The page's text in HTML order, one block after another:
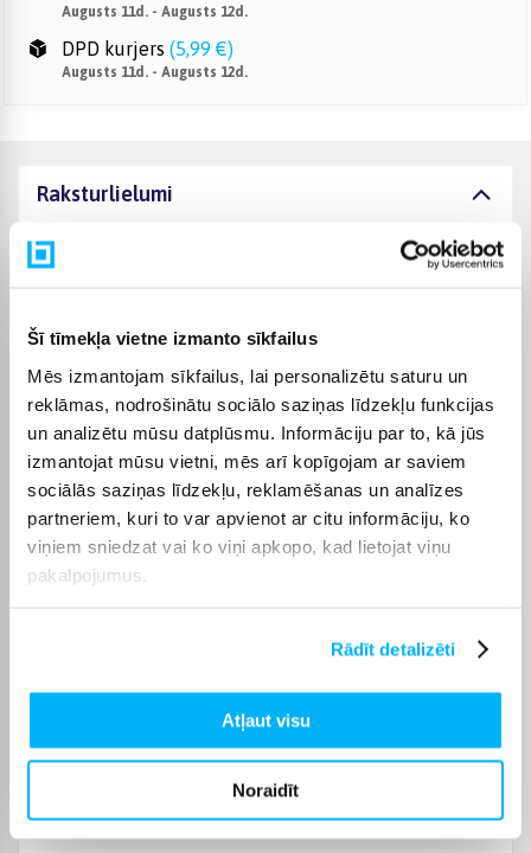
Šī tīmekļa vietne izmanto sīkfailus
Mēs izmantojam sīkfailus, lai personalizētu saturu un
reklāmas, nodrošinātu sociālo saziņas līdzekļu funkcijas
un analizētu mūsu datplūsmu. Informāciju par to, kā jūs
izmantojat mūsu vietni, mēs arī kopīgojam ar saviem
sociālās saziņas līdzekļu, reklamēšanas un analīzes
partneriem, kuri to var apvienot ar citu informāciju, ko
viņiem sniedzat vai ko viņi apkopo, kad lietojat viņu
pakalpojumus.
Rādīt detalizēti
Atļaut visu
Noraidīt
Augusts 11d. - Augusts 12d.
DPD kurjers (5,99 €)
Augusts 11d. - Augusts 12d.
Raksturlielumi
Ražotājs
Pašattīrīšanās stacija Nē
Šķidrumu sūknēšana Nē
Funkcionalitāte Sausā sūknēšana
Garantijas laiks 24 mēn.
savākšanas tips
Somas
Putekļu sūcēja tips
Tradicionālie putekļu
sūcēji
Riteņi + 2